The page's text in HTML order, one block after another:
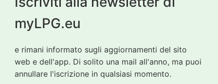
myLPG.eu
e rimani informato sugli aggiornamenti del sito
web e dell'app. Di solito una mail all'anno, ma puoi
annullare l'iscrizione in qualsiasi momento.